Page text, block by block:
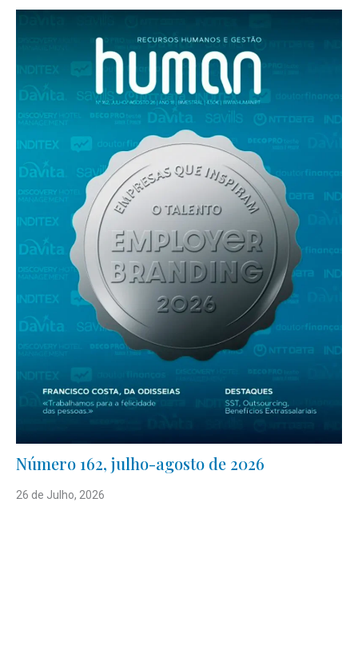
Número 162, julho-agosto de 2026
26 de Julho, 2026